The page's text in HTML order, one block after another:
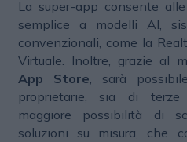
La super-app consente
semplice a modelli AI,
convenzionali, come la
Virtuale. Inoltre, grazie al
App Store, sarà
proprietarie, sia di
maggiore possibilità di
soluzioni su misura, che